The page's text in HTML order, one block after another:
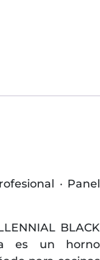
· Panel
BLACK
es un horno